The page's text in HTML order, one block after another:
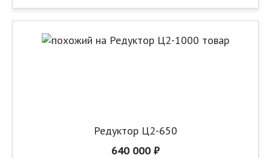
Редуктор Ц2-650
640 000 ₽